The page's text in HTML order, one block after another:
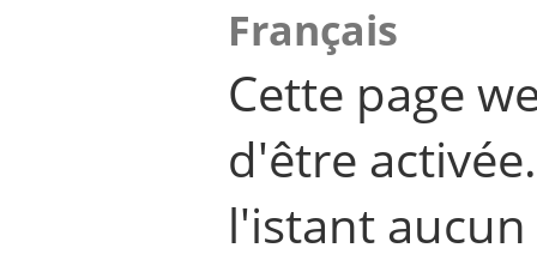
Français
Cette page
d'être
l'istant